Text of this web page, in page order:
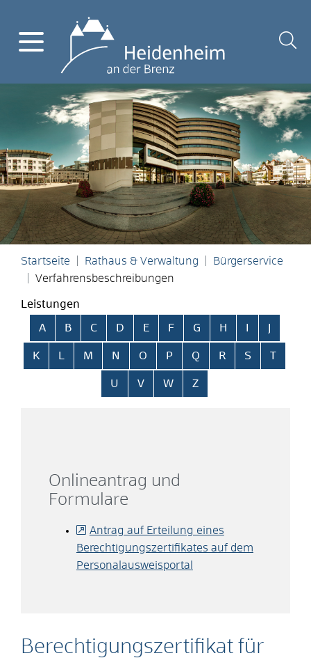
Startseite Rathaus & Verwaltung
Bürgerservice
Verfahrensbeschreibungen
Leistungen
Alphabetisches Register überspringen
A B C D E F G H
K L M N O P Q R S T
U V W Z
Berechtigungszertifikat für
Onlineantrag und
Formulare
Antrag auf Erteilung eines
Berechtigungszertifikates auf dem
Personalausweisportal